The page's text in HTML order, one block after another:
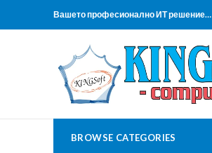
Вашето професионално ИТ решение…
BROWSE CATEGORIES